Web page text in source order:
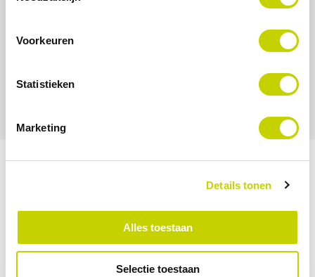
Voorkeuren
Statistieken
Marketing
Details tonen
Alles toestaan
Selectie toestaan
GAMP-cursus
Service & onderhoud volgens Actemium is het vinden van de
perfecte balans tussen beschikbaarheid, betrouwbaarheid,
veiligheid, beveiliging, kostenbesparing, opbrengsten,